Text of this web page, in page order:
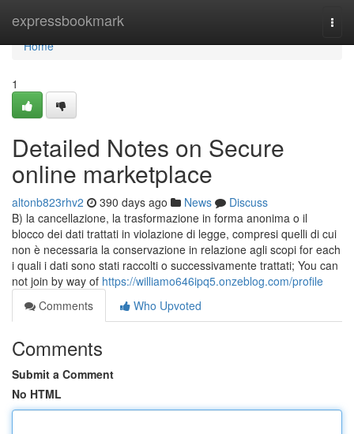
expressbookmark
Home
Home
1
Detailed Notes on Secure
online marketplace
altonb823rhv2 390 days ago News
Discuss
B) la cancellazione, la trasformazione in forma anonima o il
blocco dei dati trattati in violazione di legge, compresi quelli di cui
non è necessaria la conservazione in relazione agli scopi for each
i quali i dati sono stati raccolti o successivamente trattati; You can
not join by way of https://williamo646ipq5.onzeblog.com/profile
Comments
Who Upvoted
Comments
Submit a Comment
No HTML